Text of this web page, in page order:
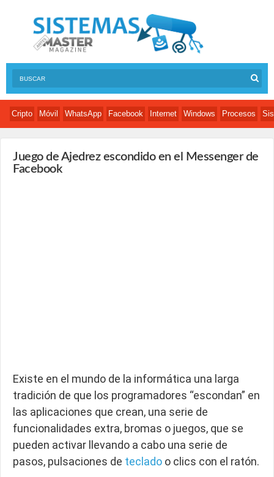
Cripto Móvil WhatsApp Facebook Internet Windows Procesos
Juego de Ajedrez escondido en el Messenger de
Facebook
Existe en el mundo de la informática una larga
tradición de que los programadores “escondan” en
las aplicaciones que crean, una serie de
funcionalidades extra, bromas o juegos, que se
pueden activar llevando a cabo una serie de
pasos, pulsaciones de teclado o clics con el ratón.